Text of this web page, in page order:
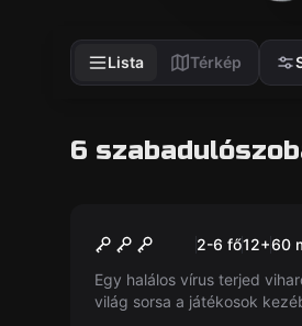
Lista Térkép
6
Új
A Vírus 2-6 fő12+60
Egy halálos vírus terjed
világ sorsa a játékosok